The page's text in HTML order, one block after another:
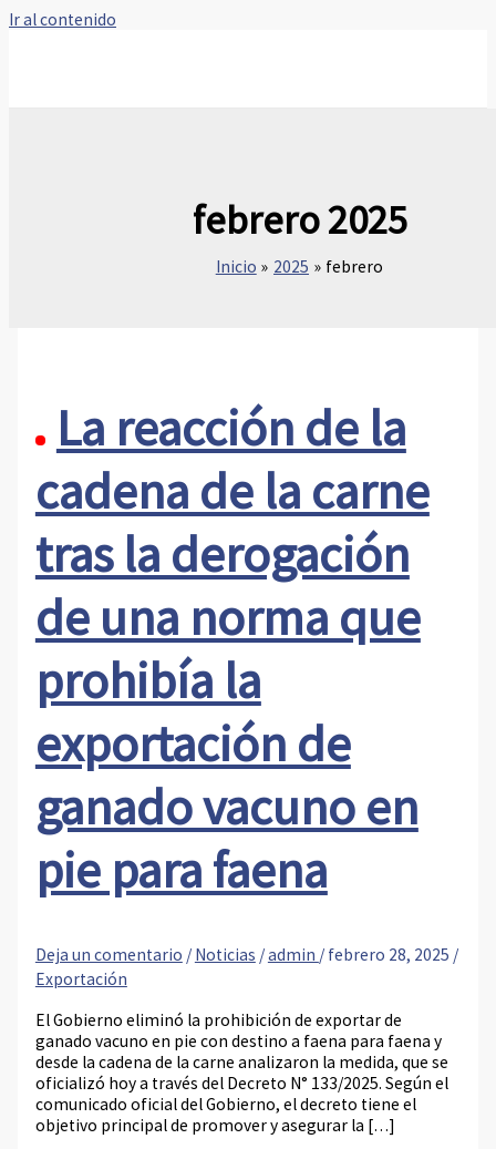
Ir al contenido
febrero 2025
Inicio 2025 febrero
La reacción de la
cadena de la carne
tras la derogación
de una norma que
prohibía la
exportación de
ganado vacuno en
pie para faena
Deja un comentario / Noticias /admin / febrero 28, 2025 /
Exportación
El Gobierno eliminó la prohibición de exportar de
ganado vacuno en pie con destino a faena para faena y
desde la cadena de la carne analizaron la medida, que se
oficializó hoy a través del Decreto N° 133/2025. Según el
comunicado oficial del Gobierno, el decreto tiene el
objetivo principal de promover y asegurar la […]